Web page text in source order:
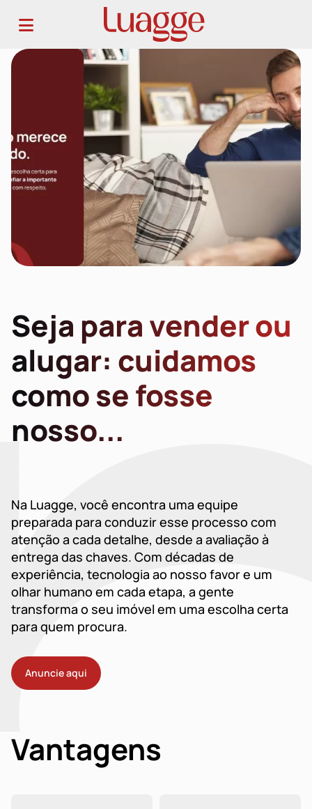
Seja para vender ou
alugar: cuidamos
como se fosse
nosso...
Na Luagge, você encontra uma equipe
preparada para conduzir esse processo com
atenção a cada detalhe, desde a avaliação à
entrega das chaves. Com décadas de
experiência, tecnologia ao nosso favor e um
olhar humano em cada etapa, a gente
transforma o seu imóvel em uma escolha certa
para quem procura.
Anuncie aqui
Vantagens